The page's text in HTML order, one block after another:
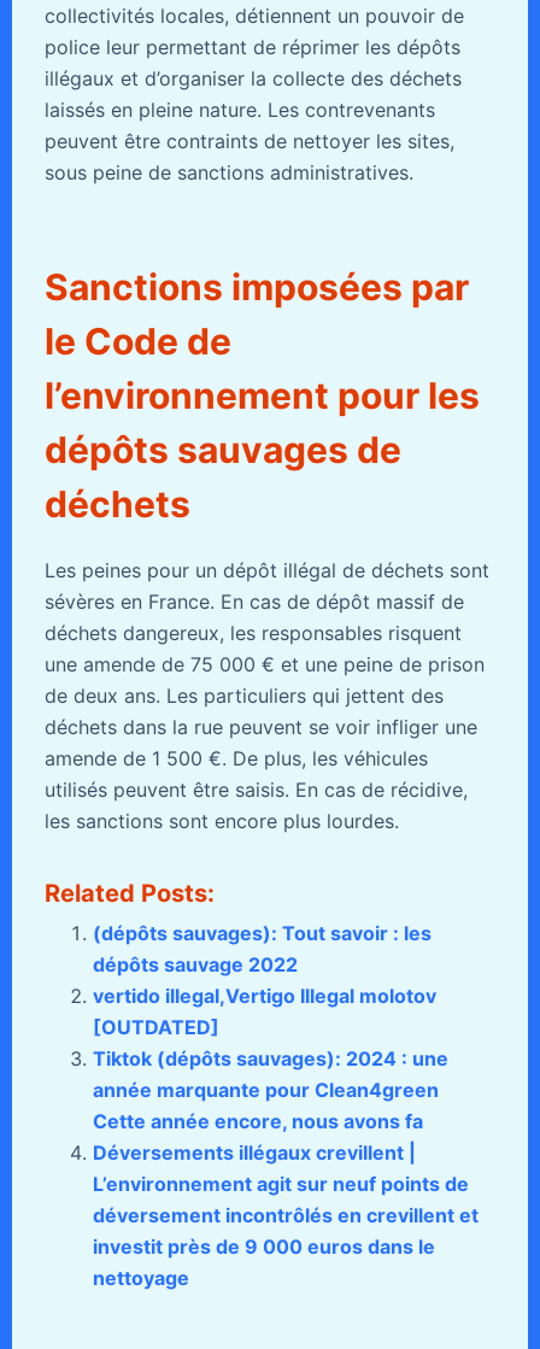
collectivités locales, détiennent un pouvoir de
police leur permettant de réprimer les dépôts
illégaux et d’organiser la collecte des déchets
laissés en pleine nature. Les contrevenants
peuvent être contraints de nettoyer les sites,
sous peine de sanctions administratives.
Sanctions imposées par
le Code de
l’environnement pour les
dépôts sauvages de
déchets
Les peines pour un dépôt illégal de déchets sont
sévères en France. En cas de dépôt massif de
déchets dangereux, les responsables risquent
une amende de 75 000 € et une peine de prison
de deux ans. Les particuliers qui jettent des
déchets dans la rue peuvent se voir infliger une
amende de 1 500 €. De plus, les véhicules
utilisés peuvent être saisis. En cas de récidive,
les sanctions sont encore plus lourdes.
Related Posts:
(dépôts sauvages): Tout savoir : les
dépôts sauvage 2022
vertido illegal,Vertigo Illegal molotov
[OUTDATED]
Tiktok (dépôts sauvages): 2024 : une
année marquante pour Clean4green
Cette année encore, nous avons fa
Déversements illégaux crevillent |
L’environnement agit sur neuf points de
déversement incontrôlés en crevillent et
investit près de 9 000 euros dans le
nettoyage